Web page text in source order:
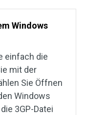
Windows
einfach die
mit der
Sie Öffnen
Windows
3GP-Datei